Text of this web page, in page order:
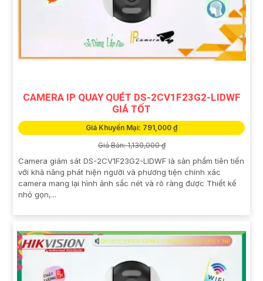
CAMERA IP QUAY QUÉT DS-2CV1F23G2-LIDWF
GIÁ TỐT
Giá Khuyến Mại: 791,000 ₫
Giá Bán: 1,130,000 ₫
Camera giám sát DS-2CV1F23G2-LIDWF là sản phẩm tiên tiến
với khả năng phát hiện người và phương tiện chính xác
camera mang lại hình ảnh sắc nét và rõ ràng được Thiết kế
nhỏ gọn,...